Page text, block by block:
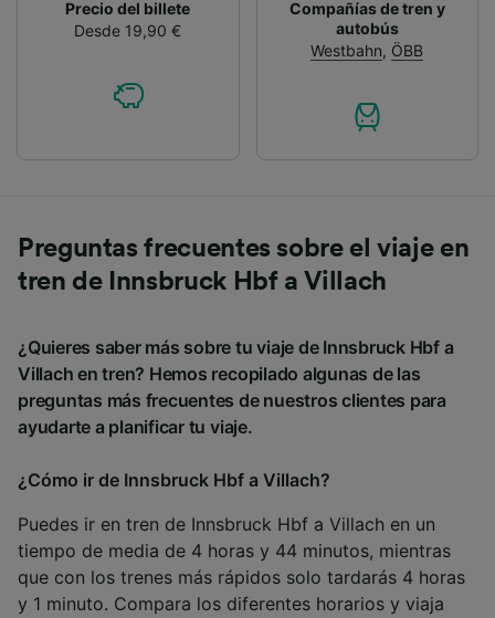
Precio del billete
Desde 19,90 €
Compañías de tren y
autobús
Westbahn, ÖBB
Preguntas frecuentes sobre el viaje en
tren de Innsbruck Hbf a Villach
¿Quieres saber más sobre tu viaje de Innsbruck Hbf a
Villach en tren? Hemos recopilado algunas de las
preguntas más frecuentes de nuestros clientes para
ayudarte a planificar tu viaje.
¿Cómo ir de Innsbruck Hbf a Villach?
Puedes ir en tren de Innsbruck Hbf a Villach en un
tiempo de media de 4 horas y 44 minutos, mientras
que con los trenes más rápidos solo tardarás 4 horas
y 1 minuto. Compara los diferentes horarios y viaja